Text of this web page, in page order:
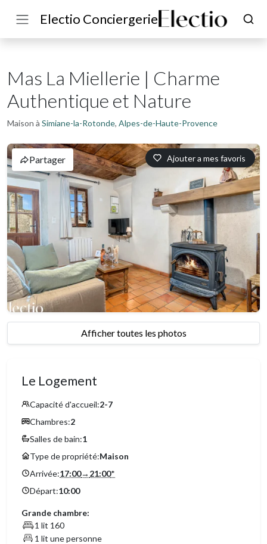
Electio Conciergerie
Mas La Miellerie | Charme
Authentique et Nature
Maison à Simiane-la-Rotonde, Alpes-de-Haute-Provence
Ajouter a mes favoris
Partager
Afficher toutes les photos
Le Logement
Capacité d'accueil:2-7
Chambres:2
Salles de bain:1
Type de propriété:Maison
Arrivée:17:00→ 21:00*
Départ:10:00
Grande chambre:
1 lit 160
1 lit une personne